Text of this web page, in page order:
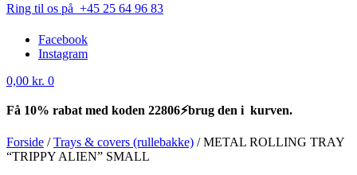
Ring til os på +45 25 64 96 83
Facebook
Instagram
0,00 kr. 0
Få 10% rabat med koden 22806⚡brug den i kurven.
Forside /Trays & covers (rullebakke) /METAL ROLLING TRAY
“TRIPPY ALIEN” SMALL